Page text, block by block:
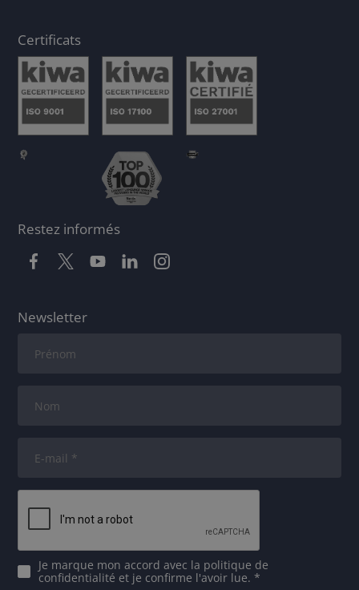
Certificats
Restez informés
Newsletter
Je marque mon accord avec la politique de
confidentialité et je confirme l'avoir lue. *